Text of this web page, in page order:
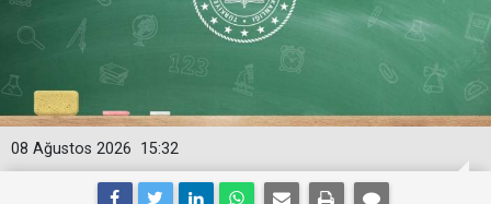
15:32
08 Ağustos 2026